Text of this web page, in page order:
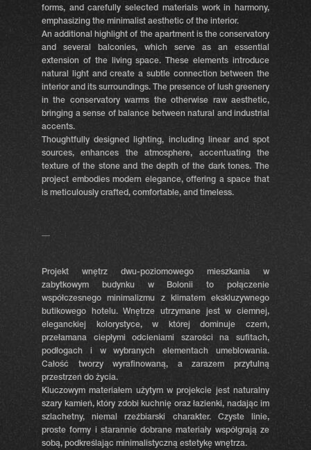
forms, and carefully selected materials work in harmony,
emphasizing the minimalist aesthetic of the interior.
An additional highlight of the apartment is the conservatory
and several balconies, which serve as an essential
extension of the living space. These elements introduce
natural light and create a subtle connection between the
interior and its surroundings. The presence of lush greenery
in the conservatory warms the otherwise raw aesthetic,
bringing a sense of balance between natural and industrial
accents.
Thoughtfully designed lighting, including linear and spot
sources, enhances the atmosphere, accentuating the
texture of the stone and the depth of the dark tones. The
project embodies modern elegance, offering a space that
is meticulously crafted, comfortable, and timeless.
Projekt wnętrz dwu-poziomowego mieszkania w
zabytkowym budynku w Bolonii to połączenie
współczesnego minimalizmu z klimatem ekskluzywnego
butikowego hotelu. Wnętrze utrzymane jest w ciemnej,
eleganckiej kolorystyce, w której dominuje czerń,
przełamana ciepłymi odcieniami szarości na sufitach,
podłogach i w wybranych elementach umeblowania.
Całość tworzy wyrafinowaną, a zarazem przytulną
przestrzeń do życia.
Kluczowym materiałem użytym w projekcie jest naturalny
szary kamień, który zdobi kuchnię oraz łazienki, nadając im
szlachetny, niemal rzeźbiarski charakter. Czyste linie,
proste formy i starannie dobrane materiały współgrają ze
sobą, podkreślając minimalistyczną estetykę wnętrza.